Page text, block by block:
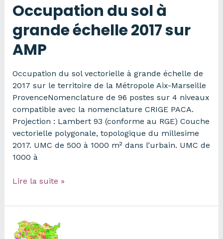
–
2018
Occupation du sol à
grande échelle 2017 sur
AMP
Occupation du sol vectorielle à grande échelle de
2017 sur le territoire de la Métropole Aix-Marseille
ProvenceNomenclature de 96 postes sur 4 niveaux
compatible avec la nomenclature CRIGE PACA.
Projection : Lambert 93 (conforme au RGE) Couche
vectorielle polygonale, topologique du millesime
2017. UMC de 500 à 1000 m² dans l’urbain. UMC de
1000 à
Occupation
sol
grande
Lire la suite »